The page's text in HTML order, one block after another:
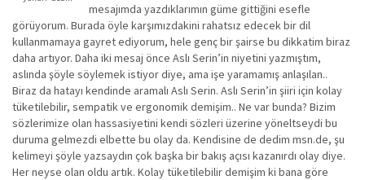
mesajımda yazdıklarımın güme gittiğini esefle
görüyorum. Burada öyle karşımızdakini rahatsız edecek bir dil
kullanmamaya gayret ediyorum, hele genç bir şairse bu dikkatim biraz
daha artıyor. Daha iki mesaj önce Aslı Serin’in niyetini yazmıştım,
aslında şöyle söylemek istiyor diye, ama işe yaramamış anlaşılan..
Biraz da hatayı kendinde aramalı Aslı Serin. Aslı Serin’in şiiri için kolay
tüketilebilir, sempatik ve ergonomik demişim.. Ne var bunda? Bizim
sözlerimize olan hassasiyetini kendi sözleri üzerine yöneltseydi bu
duruma gelmezdi elbette bu olay da. Kendisine de dedim msn.de, şu
kelimeyi şöyle yazsaydın çok başka bir bakış açısı kazanırdı olay diye.
Her neyse olan oldu artık. Kolay tüketilebilir demişim ki bana göre